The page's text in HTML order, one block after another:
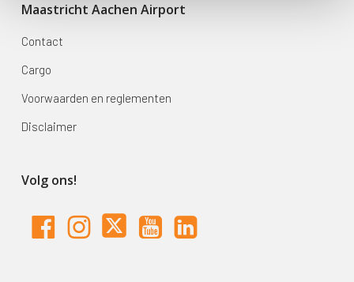
Maastricht Aachen Airport
Contact
Cargo
Voorwaarden en reglementen
Disclaimer
Volg ons!